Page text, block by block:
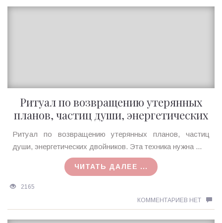
Ритуал по возвращению утерянных
планов, частиц души, энергетических
Ирина
MagicTantra
Ритуал по возвращению утерянных планов, частиц
души, энергетических двойников. Эта техника нужна ...
ЧИТАТЬ ДАЛЕЕ ...
2165
КОММЕНТАРИЕВ НЕТ